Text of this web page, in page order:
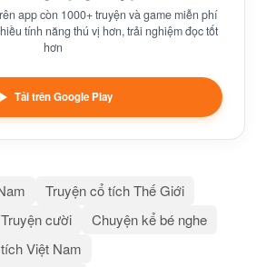
app còn 1000+ truyện và game miễn phí
tính năng thú vị hơn, trải nghiệm đọc tốt
hơn
Tải trên Google Play
Truyện cổ tích Thế Giới
Truyện cười
Chuyện kể bé nghe
Việt Nam